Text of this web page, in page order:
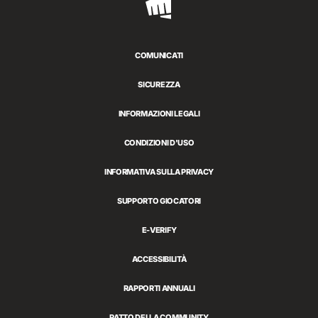
Riot
COMUNICATI
SICUREZZA
INFORMAZIONI LEGALI
CONDIZIONI D'USO
INFORMATIVA SULLA PRIVACY
SUPPORTO GIOCATORI
E-VERIFY
ACCESSIBILITÀ
RAPPORTI ANNUALI